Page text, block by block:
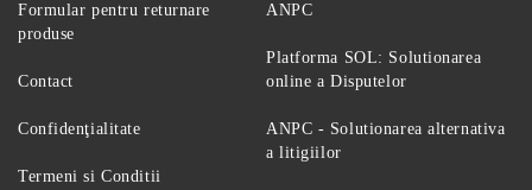
Formular pentru returnare
produse
Contact
Confidenţialitate
Termeni si Conditii
ANPC
Platforma SOL: Solutionarea
online a Disputelor
ANPC - Solutionarea alternativa
a litigiilor